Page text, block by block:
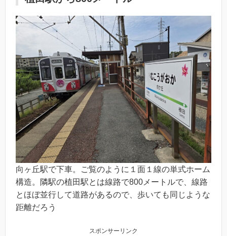
向ヶ丘駅で下車。ご覧のように１面１線の単式ホーム
構造。隣駅の植田駅とは線路で800メートルで、線路
とほぼ並行して道路があるので、歩いても同じような
距離だろう
スポンサーリンク